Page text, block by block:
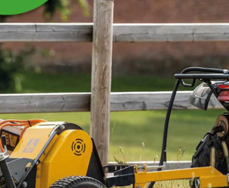
BØTTE RUSTFRI MED
GRADERING, 12,3 L